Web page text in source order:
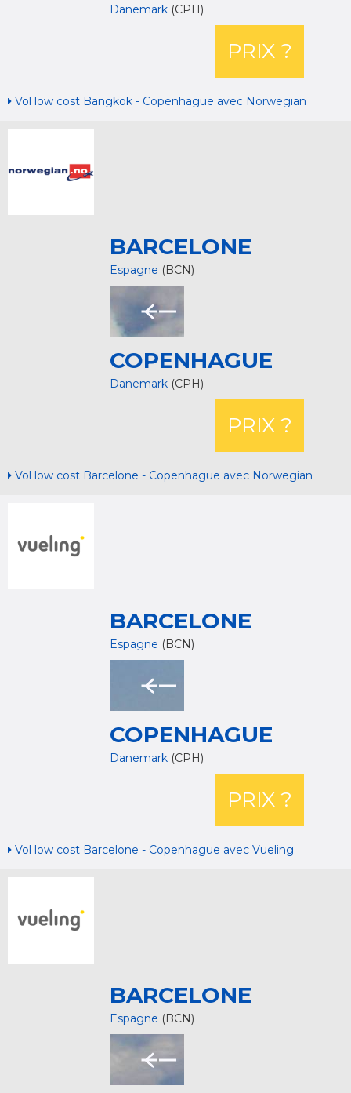
Danemark (CPH)
PRIX ?
Vol low cost Bangkok - Copenhague avec Norwegian
BARCELONE
Espagne (BCN)
COPENHAGUE
Danemark (CPH)
PRIX ?
Vol low cost Barcelone - Copenhague avec Norwegian
BARCELONE
Espagne (BCN)
COPENHAGUE
Danemark (CPH)
PRIX ?
Vol low cost Barcelone - Copenhague avec Vueling
BARCELONE
Espagne (BCN)